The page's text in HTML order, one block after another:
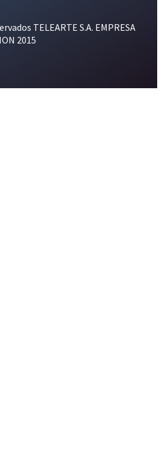
TELEARTE S.A. EMPRESA
2015